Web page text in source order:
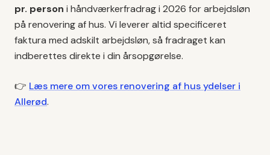
pr. person i håndværkerfradrag i 2026 for arbejdsløn
på renovering af hus. Vi leverer altid specificeret
faktura med adskilt arbejdsløn, så fradraget kan
indberettes direkte i din årsopgørelse.
👉 Læs mere om vores renovering af husydelser i
Allerød.